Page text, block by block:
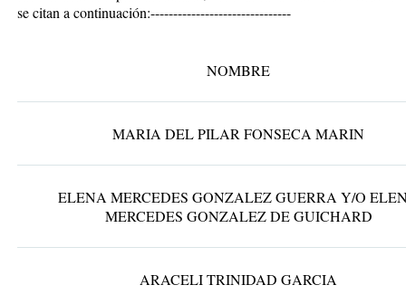
se citan a continuación:-------------------------------
NOMBRE
MARIA DEL PILAR FONSECA MARIN
ELENA MERCEDES GONZALEZ GUERRA Y/O
MERCEDES GONZALEZ DE GUICHARD
ARACELI TRINIDAD GARCIA